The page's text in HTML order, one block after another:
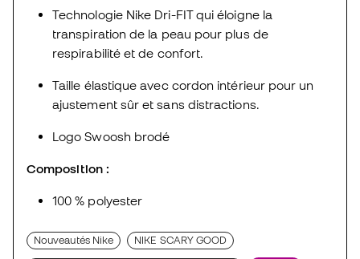
Technologie Nike Dri-FIT qui éloigne la
transpiration de la peau pour plus de
respirabilité et de confort.
Taille élastique avec cordon intérieur pour un
ajustement sûr et sans distractions.
Logo Swoosh brodé
Composition :
100 % polyester
Nouveautés Nike NIKE SCARY GOOD